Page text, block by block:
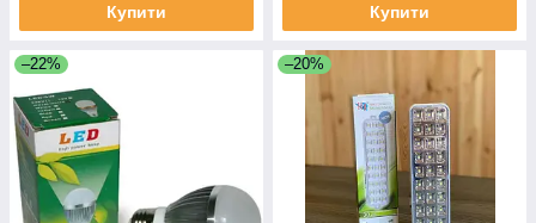
Купити Купити
–22% –20%